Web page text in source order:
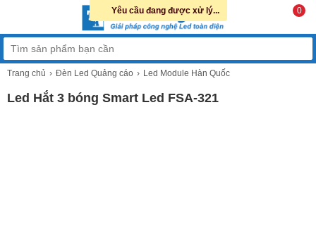
0
Trang chủ Đèn Led Quảng cáo Led Module Hàn Quốc
Led Hắt 3 bóng Smart Led FSA-321
Yêu cầu đang được xử lý...